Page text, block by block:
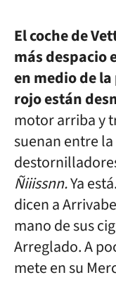
El coche de
más despacio
en medio de
rojo están
motor arriba y
suenan entre
Ñiiissnn.Ya
dicen a
mano de sus
Arreglado. A
mete en su